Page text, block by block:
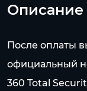
Описание
После оплаты
официальный
360 Total